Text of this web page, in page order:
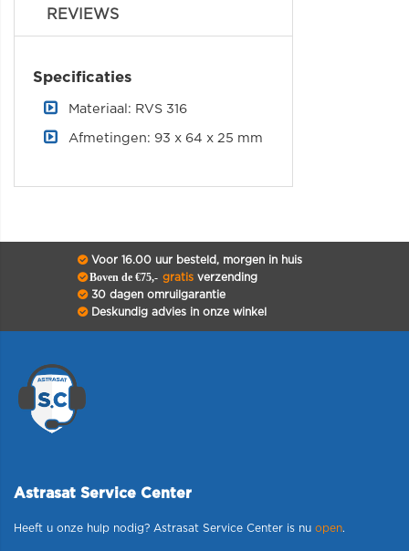
REVIEWS
Specificaties
Materiaal: RVS 316
Afmetingen: 93 x 64 x 25 mm
Voor 16.00 uur besteld, morgen in huis
Boven de €75,- gratisverzending
30 dagen omruilgarantie
Deskundig advies in onze winkel
Astrasat Service Center
Heeft u onze hulp nodig? Astrasat Service Center is nu open.